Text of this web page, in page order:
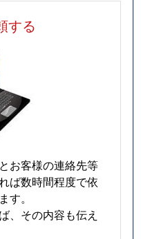
する
お客様の連絡先等
ば数時間程度で依
す。
、その内容も伝え